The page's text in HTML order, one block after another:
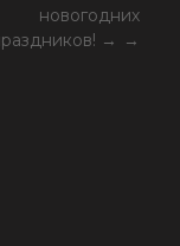
новогодних
→